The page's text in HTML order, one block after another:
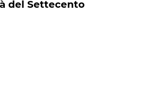
del Settecento